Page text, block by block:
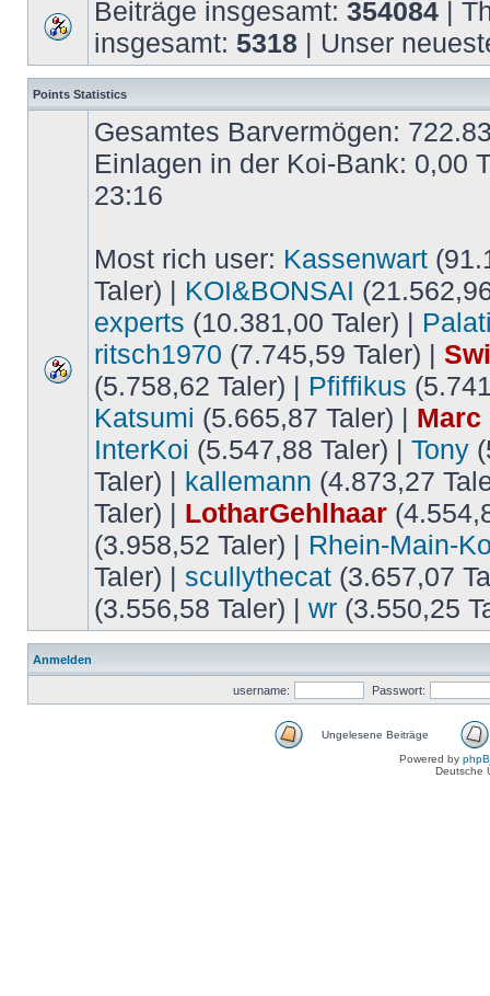
Beiträge insgesamt: 354084 |
insgesamt: 5318 | Unser
Points Statistics
Gesamtes Barvermögen:
Einlagen in der Koi-Bank: 0,00
23:16
Most rich user: Kassenwart
Taler) | KOI&BONSAI
experts (10.381,00 Taler) |
ritsch1970 (7.745,59 Taler) |
(5.758,62 Taler) | Pfiffikus
Katsumi (5.665,87 Taler) | Marc
InterKoi (5.547,88 Taler) | Tony
Taler) | kallemann (4.873,27
Taler) | LotharGehlhaar
(3.958,52 Taler) | Rhein-Main-
Taler) | scullythecat (3.657,07
(3.556,58 Taler) | wr (3.550,25
Anmelden
username: Passwort:
Ungelesene Beiträge
Powered by
Deutsche